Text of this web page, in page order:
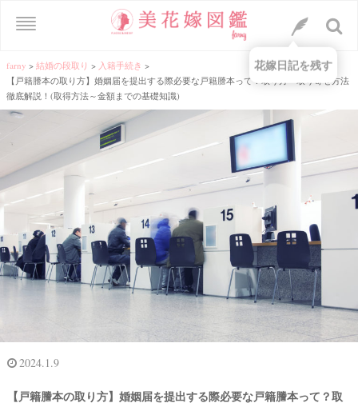
farny > 結婚の段取り > 入籍手続き >
【戸籍謄本の取り方】婚姻届を提出する際必要な戸籍謄本って？取り方・取り寄せ方法
徹底解説！(取得方法～金額までの基礎知識)
2024.1.9
【戸籍謄本の取り方】婚姻届を提出する際必要な戸籍謄本って？取
花嫁日記を残す